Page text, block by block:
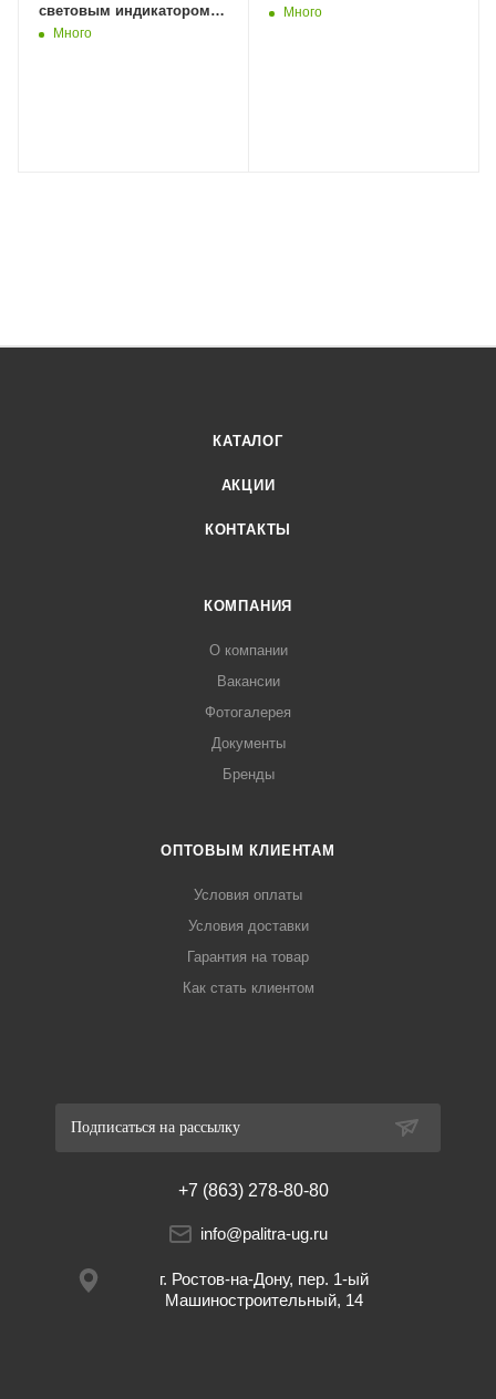
световым индикатором
12-220В, 130мм (1/24/480
Много
Много
КАТАЛОГ
АКЦИИ
КОНТАКТЫ
КОМПАНИЯ
О компании
Вакансии
Фотогалерея
Документы
Бренды
ОПТОВЫМ КЛИЕНТАМ
Условия оплаты
Условия доставки
Гарантия на товар
Как стать клиентом
Подписаться на рассылку
+7 (863) 278-80-80
info@palitra-ug.ru
г. Ростов-на-Дону, пер. 1-ый
Машиностроительный, 14